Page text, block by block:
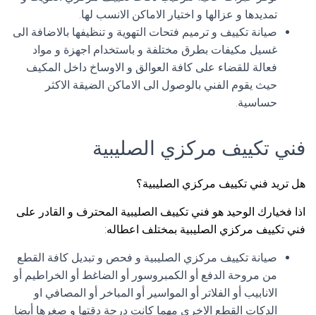
تمديدها و عزالها و اختيار الاماكن الانسب لها.
صيانة تكييف و ترميم فتحات التهوية و تنظيفها بالاضافة الى
غسيل مكيفات بطرق مختلفة و باستخدام اجهزة و مواد
فعالة للقضاء على كافة العوالق و الاوساخ داخل المكيف
حيث يقوم الفني بالوصول الى الاماكن الضيقة الاكثر
حساسية.
فني تكييف مركزي الصليبية
هل تريد فني تكييف مركزي الصليبية؟
اذا فخيارك الوحيد هو فني تكييف الصليبية المحترف و القادر على
فني تكييف مركزي الصليبية بمختلف اعطاله:
صيانة تكييف مركزي الصليبية و فحص و تبديل كافة القطع
من مروحة الدفع أو الكمبروسور أو الضاغط أو الخراطيم أو
الانابيب أو الفلاتر أو المواسير أو المباخر أو المصافي او
الدكات القطع الاخرى مهما كانت درجة دقتها و صغرها أيضا.